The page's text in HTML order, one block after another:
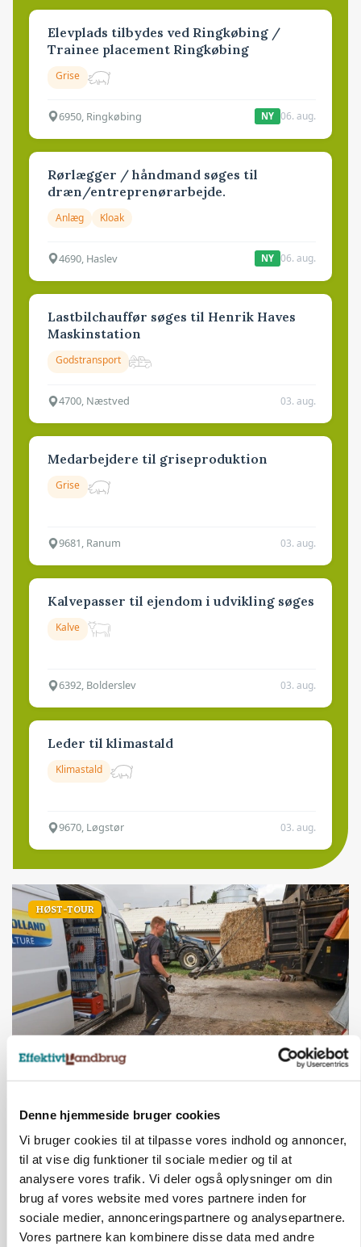
Denne hjemmeside bruger cookies
Vi bruger cookies til at tilpasse vores indhold og annoncer,
til at vise dig funktioner til sociale medier og til at
analysere vores trafik. Vi deler også oplysninger om din
brug af vores website med vores partnere inden for
sociale medier, annonceringspartnere og analysepartnere.
Vores partnere kan kombinere disse data med andre
Elevplads tilbydes ved Ringkøbing /
Trainee placement Ringkøbing
Grise
6950, Ringkøbing NY 06. aug.
Rørlægger / håndmand søges til
dræn/entreprenørarbejde.
Anlæg Kloak
4690, Haslev NY 06. aug.
Lastbilchauffør søges til Henrik Haves
Maskinstation
Godstransport
4700, Næstved 03. aug.
Medarbejdere til griseproduktion
Grise
9681, Ranum 03. aug.
Kalvepasser til ejendom i udvikling søges
Kalve
6392, Bolderslev 03. aug.
Leder til klimastald
Klimastald
9670, Løgstør 03. aug.
HØST-TOUR
PLANTER
Maskiner landmænd i gang